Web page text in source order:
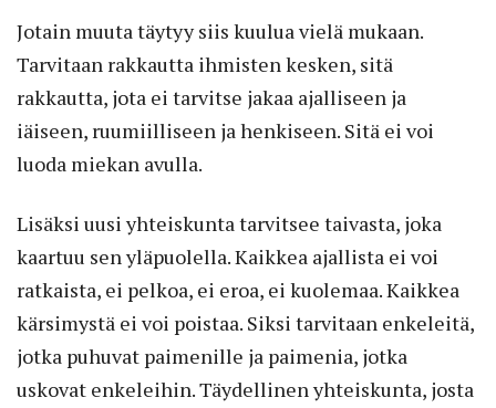
Jotain muuta täytyy siis kuulua vielä mukaan.
Tarvitaan rakkautta ihmisten kesken, sitä
rakkautta, jota ei tarvitse jakaa ajalliseen ja
iäiseen, ruumiilliseen ja henkiseen. Sitä ei voi
luoda miekan avulla.
Lisäksi uusi yhteiskunta tarvitsee taivasta, joka
kaartuu sen yläpuolella. Kaikkea ajallista ei voi
ratkaista, ei pelkoa, ei eroa, ei kuolemaa. Kaikkea
kärsimystä ei voi poistaa. Siksi tarvitaan enkeleitä,
jotka puhuvat paimenille ja paimenia, jotka
uskovat enkeleihin. Täydellinen yhteiskunta, josta